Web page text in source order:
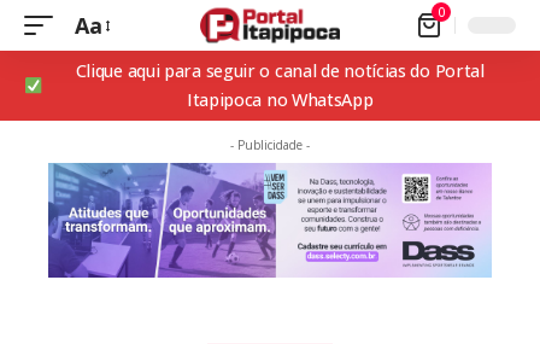
Aa 0
Clique aqui para seguir o canal de notícias do Portal
Itapipoca no WhatsApp
- Publicidade -